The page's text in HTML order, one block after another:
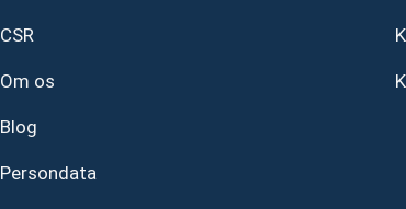
CSR
Om os
Blog
Persondata